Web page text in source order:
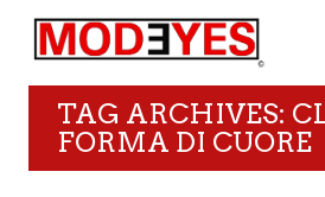
TAG ARCHIVES:
FORMA DI CUORE